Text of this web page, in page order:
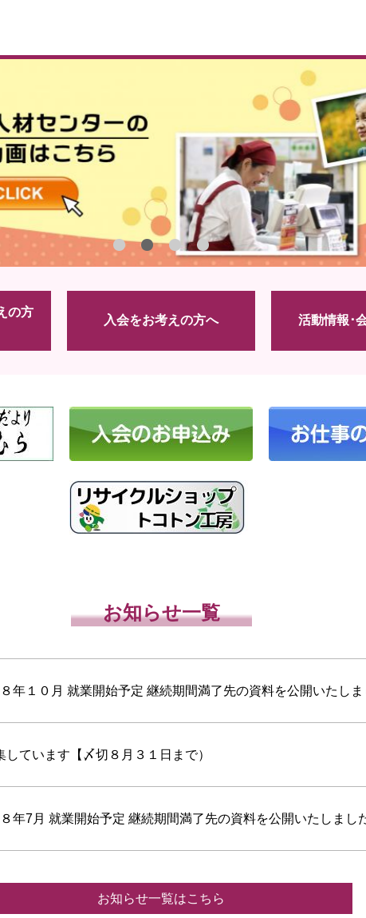
の方
入会をお考えの方へ 活動情報･
お知らせ一覧
年１０月 就業開始予定 継続期間満了先の資料を公開いたしま
ています【〆切８月３１日まで）
年7月 就業開始予定 継続期間満了先の資料を公開いたしまし
お知らせ一覧はこちら